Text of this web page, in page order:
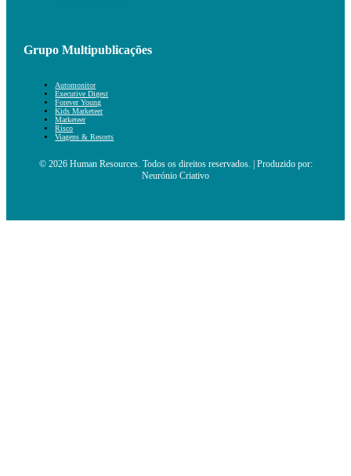
Grupo Multipublicações
Automonitor
Executive Digest
Forever Young
Kids Marketeer
Marketeer
Risco
Viagens & Resorts
© 2026 Human Resources. Todos os direitos reservados. | Produzido por:
Neurónio Criativo